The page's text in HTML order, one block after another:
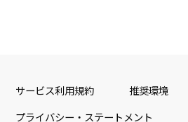
サービス利用規約 推奨環境
プライバシー・ステートメント